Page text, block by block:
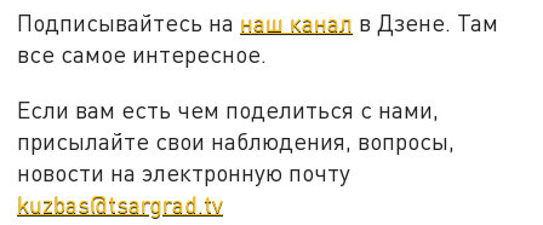
Подписывайтесь на наш канал в Дзене. Там
все самое интересное.
Если вам есть чем поделиться с нами,
присылайте свои наблюдения, вопросы,
новости на электронную почту
kuzbas@tsargrad.tv